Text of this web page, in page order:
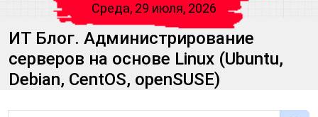
Среда, 29 июля, 2026
ИТ Блог. Администрирование
серверов на основе Linux (Ubuntu,
Debian, CentOS, openSUSE)